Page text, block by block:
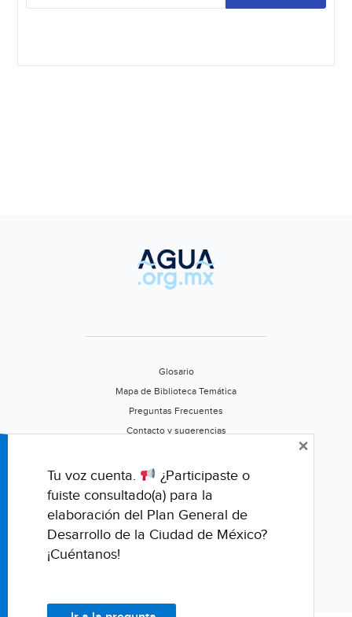
Glosario
Mapa de Biblioteca Temática
Preguntas Frecuentes
Contacto y sugerencias
Califica este portal
Tu voz cuenta.
¿Participaste o
fuiste consultado(a) para la
elaboración del Plan General de
Desarrollo de la Ciudad de México?
¡Cuéntanos!
×